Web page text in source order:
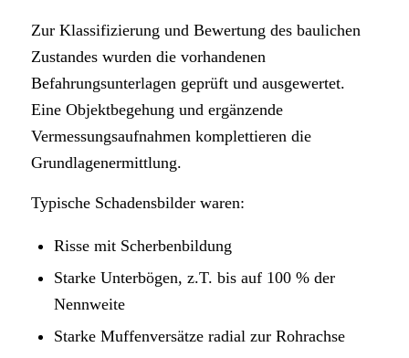
Zur Klassifizierung und Bewertung des baulichen
Zustandes wurden die vorhandenen
Befahrungsunterlagen geprüft und ausgewertet.
Eine Objektbegehung und ergänzende
Vermessungsaufnahmen komplettieren die
Grundlagenermittlung.
Typische Schadensbilder waren:
Risse mit Scherbenbildung
Starke Unterbögen, z.T. bis auf 100 % der
Nennweite
Starke Muffenversätze radial zur Rohrachse